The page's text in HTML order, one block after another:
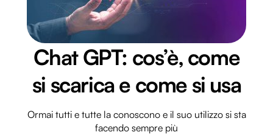
Chat GPT: cos’è, come
si scarica e come si usa
Ormai tutti e tutte la conoscono e il suo utilizzo si sta
facendo sempre più